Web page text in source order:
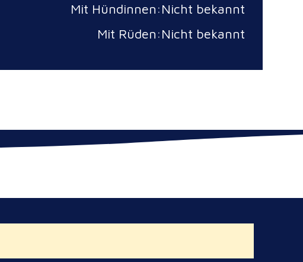
Mit Hündinnen:Nicht bekannt
Mit Rüden:Nicht bekannt